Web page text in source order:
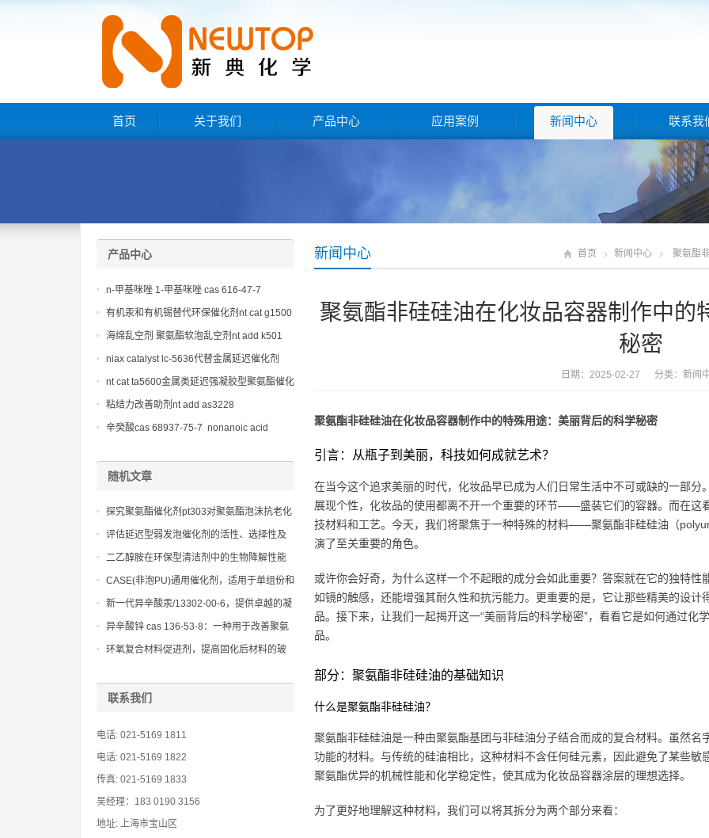
首页 关于我们 产品中心 应用案例 新闻中心 联系我
新闻中心 首页 新闻中心 聚氨酯
聚氨酯非硅硅油在化妆品容器制作中的
秘密
日期：2025-02-27 分类： 新闻
聚氨酯非硅硅油在化妆品容器制作中的特殊用途：美丽背后的科学秘密
引言：从瓶子到美丽，科技如何成就艺术？
在当今这个追求美丽的时代，化妆品早已成为人们日常生活中不可或缺的一部
展现个性，化妆品的使用都离不开一个重要的环节——盛装它们的容器。而在这
技材料和工艺。今天，我们将聚焦于一种特殊的材料——聚氨酯非硅硅油（
演了至关重要的角色。
或许你会好奇，为什么这样一个不起眼的成分会如此重要？答案就在它的独特
如镜的触感，还能增强其耐久性和抗污能力。更重要的是，它让那些精美的设
品。接下来，让我们一起揭开这一“美丽背后的科学秘密”，看看它是如何通过
品。
部分：聚氨酯非硅硅油的基础知识
什么是聚氨酯非硅硅油？
聚氨酯非硅硅油是一种由聚氨酯基团与非硅油分子结合而成的复合材料。虽然
功能的材料。与传统的硅油相比，这种材料不含任何硅元素，因此避免了某些
聚氨酯优异的机械性能和化学稳定性，使其成为化妆品容器涂层的理想选择。
为了更好地理解这种材料，我们可以将其拆分为两个部分来看：
产品中心
n-甲基咪唑 1-甲基咪唑 cas 616-47-7
lupragen nmi
有机汞和有机锡替代环保催化剂nt cat g1500
海绵乱空剂 聚氨酯软泡乱空剂nt add k501
niax catalyst lc-5636代替金属延迟催化剂
nt cat ta5600金属类延迟强凝胶型聚氨酯催化
剂
粘结力改善助剂nt add as3228
辛癸酸cas 68937-75-7 nonanoic acid
随机文章
探究聚氨酯催化剂pt303对聚氨酯泡沫抗老化
性能和热稳定性的影响
评估延迟型弱发泡催化剂的活性、选择性及
其与不同异氰酸酯和多元醇的兼容性
二乙醇胺在环保型清洁剂中的生物降解性能
分析
CASE(非泡PU)通用催化剂，适用于单组份和
双组份聚氨酯非发泡体系
新一代异辛酸汞/13302-00-6，提供卓越的凝
胶和发泡平衡，确保泡沫结构均匀
异辛酸锌 cas 136-53-8：一种用于改善聚氨
酯泡沫热稳定性和抗老化性能的催化剂
环氧复合材料促进剂，提高固化后材料的玻
联系我们
电话: 021-5169 1811
电话: 021-5169 1822
传真: 021-5169 1833
吴经理：183 0190 3156
地址: 上海市宝山区